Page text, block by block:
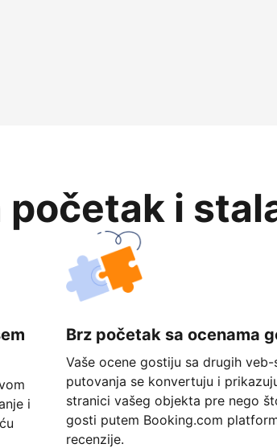
i
i
Brz početak sa ocenama
Vaše ocene gostiju sa drugih
putovanja se konvertuju i
stranici vašeg objekta pre nego
gosti putem Booking.com
recenzije.